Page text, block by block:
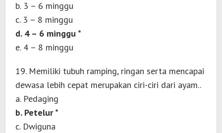
b. 3 – 6 minggu
c. 3 – 8 minggu
d. 4 – 6 minggu *
e. 4 – 8 minggu
19. Memiliki tubuh ramping, ringan serta mencapai
dewasa lebih cepat merupakan ciri-ciri dari ayam..
a. Pedaging
b. Petelur *
c. Dwiguna